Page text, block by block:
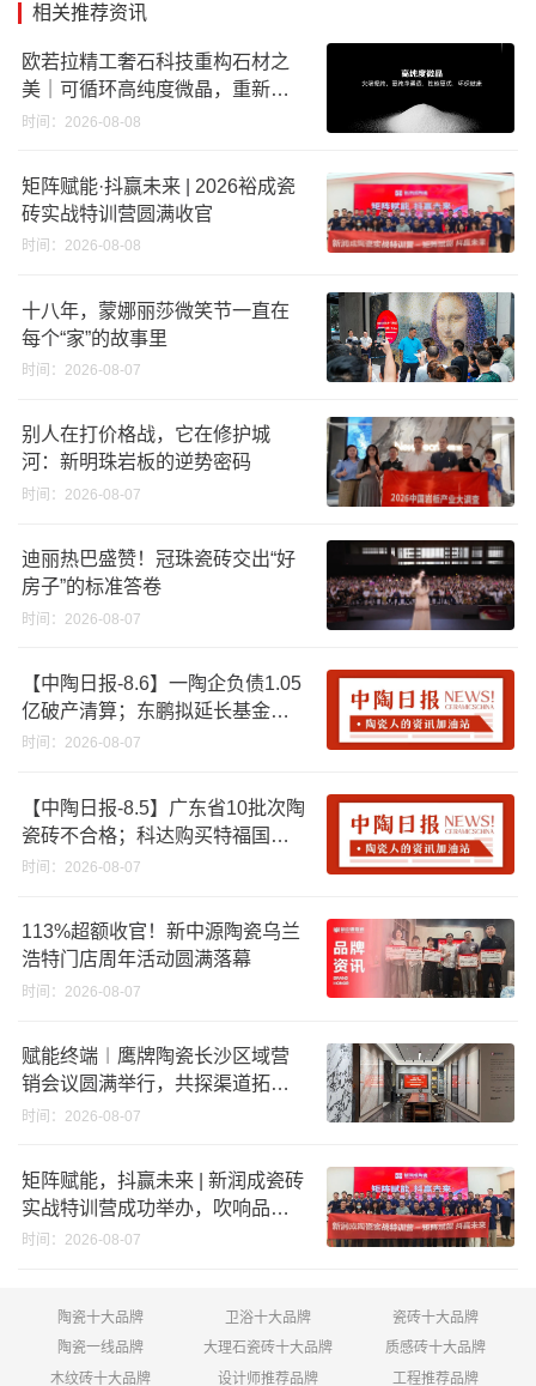
相关推荐资讯
欧若拉精工奢石科技重构石材之
美｜可循环高纯度微晶，重新定
义高端奢石原料
时间：2026-08-08
矩阵赋能·抖赢未来 | 2026裕成瓷
砖实战特训营圆满收官
时间：2026-08-08
十八年，蒙娜丽莎微笑节一直在
每个“家”的故事里
时间：2026-08-07
别人在打价格战，它在修护城
河：新明珠岩板的逆势密码
时间：2026-08-07
迪丽热巴盛赞！冠珠瓷砖交出“好
房子”的标准答卷
时间：2026-08-07
【中陶日报-8.6】一陶企负债1.05
亿破产清算；东鹏拟延长基金投
资期限；工信部开展建陶行业能
时间：2026-08-07
【中陶日报-8.5】广东省10批次陶
瓷砖不合格；科达购买特福国际
股份申请未通过；蒙娜丽莎5千万
破18亿元
时间：2026-08-07
113%超额收官！新中源陶瓷乌兰
浩特门店周年活动圆满落幕
时间：2026-08-07
赋能终端︱鹰牌陶瓷长沙区域营
销会议圆满举行，共探渠道拓展
与门店升级新路径
时间：2026-08-07
矩阵赋能，抖赢未来 | 新润成瓷砖
实战特训营成功举办，吹响品牌
秋季营销冲锋号！
时间：2026-08-07
陶瓷十大品牌 卫浴十大品牌
瓷砖十大品牌
陶瓷一线品牌
大理石瓷砖十大品牌
质感砖十大品牌
木纹砖十大品牌
设计师推荐品牌 工程推荐品牌